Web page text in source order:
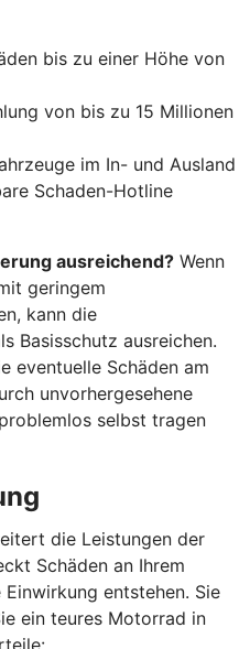
bis zu einer Höhe von
von bis zu 15 Millionen
im In- und Ausland
Schaden-Hotline
ausreichend? Wenn
geringem
kann die
Basisschutz ausreichen.
eventuelle Schäden am
unvorhergesehene
selbst tragen
die Leistungen der
Schäden an Ihrem
entstehen. Sie
ein teures Motorrad in